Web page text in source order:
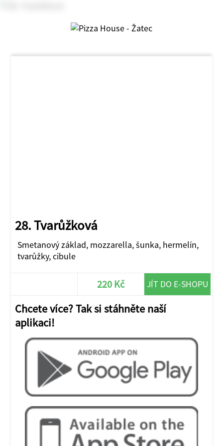
28. Tvarůžková
Smetanový základ, mozzarella, šunka, hermelín,
tvarůžky, cibule
220 Kč JÍT DO E-SHOPU
Chcete více? Tak si stáhněte naší
aplikaci!